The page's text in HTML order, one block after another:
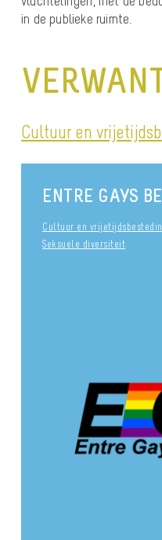
in de publieke ruimte.
Cultuur en
ENTRE GAYS
Cultuur en
Seksuele diversiteit